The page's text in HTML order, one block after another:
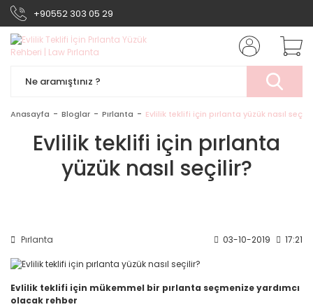
+90552 303 05 29
Anasayfa Bloglar Pırlanta Evlilik teklifi için pırlanta yüzük nasıl
Evlilik teklifi için pırlanta
yüzük nasıl seçilir?
Pırlanta 03-10-2019 17:21
Evlilik teklifi için mükemmel bir pırlanta seçmenize yardımcı
olacak rehber